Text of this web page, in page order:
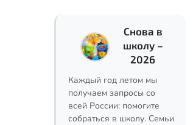
Снова в
школу –
2026
Каждый год летом мы
получаем запросы со
всей России: помогите
собраться в школу. Семьи